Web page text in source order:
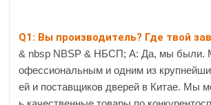
Q1: Вы производитель? Где твой
& nbsp NBSP & НБСП; А: Да, мы были.
офессиональным и одним из
ей и поставщиков дверей в Китае. Мы